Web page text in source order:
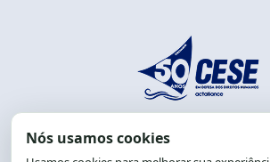
End.: R. da Graça, 150. Graça
CEP: 40.150-055